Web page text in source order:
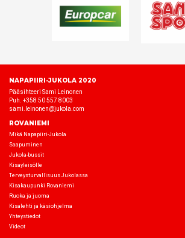
NAPAPIIRI-JUKOLA 2020
Pääsihteeri Sami Leinonen
Puh. +358 50 557 8003
sami.leinonen@jukola.com
ROVANIEMI
Mikä Napapiiri-Jukola
Saapuminen
Jukola-bussit
Kisayleisölle
Terveysturvallisuus Jukolassa
Kisakaupunki Rovaniemi
Ruoka ja juoma
Kisalehti ja käsiohjelma
Yhteystiedot
Videot